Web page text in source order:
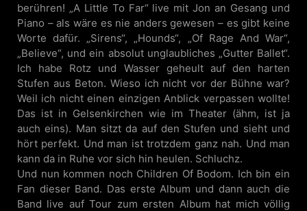
berühren! „A Little To Far“ live mit Jon an Gesang und
Piano – als wäre es nie anders gewesen – es gibt keine
Worte dafür. „Sirens“, „Hounds“, „Of Rage And War“,
„Believe“, und ein absolut unglaubliches „Gutter Ballet“.
Ich habe Rotz und Wasser geheult auf den harten
Stufen aus Beton. Wieso ich nicht vor der Bühne war?
Weil ich nicht einen einzigen Anblick verpassen wollte!
Das ist in Gelsenkirchen wie im Theater (ähm, ist ja
auch eins). Man sitzt da auf den Stufen und sieht und
hört perfekt. Und man ist trotzdem ganz nah. Und man
kann da in Ruhe vor sich hin heulen. Schluchz.
Und nun kommen noch Children Of Bodom. Ich bin ein
Fan dieser Band. Das erste Album und dann auch die
Band live auf Tour zum ersten Album hat mich völlig